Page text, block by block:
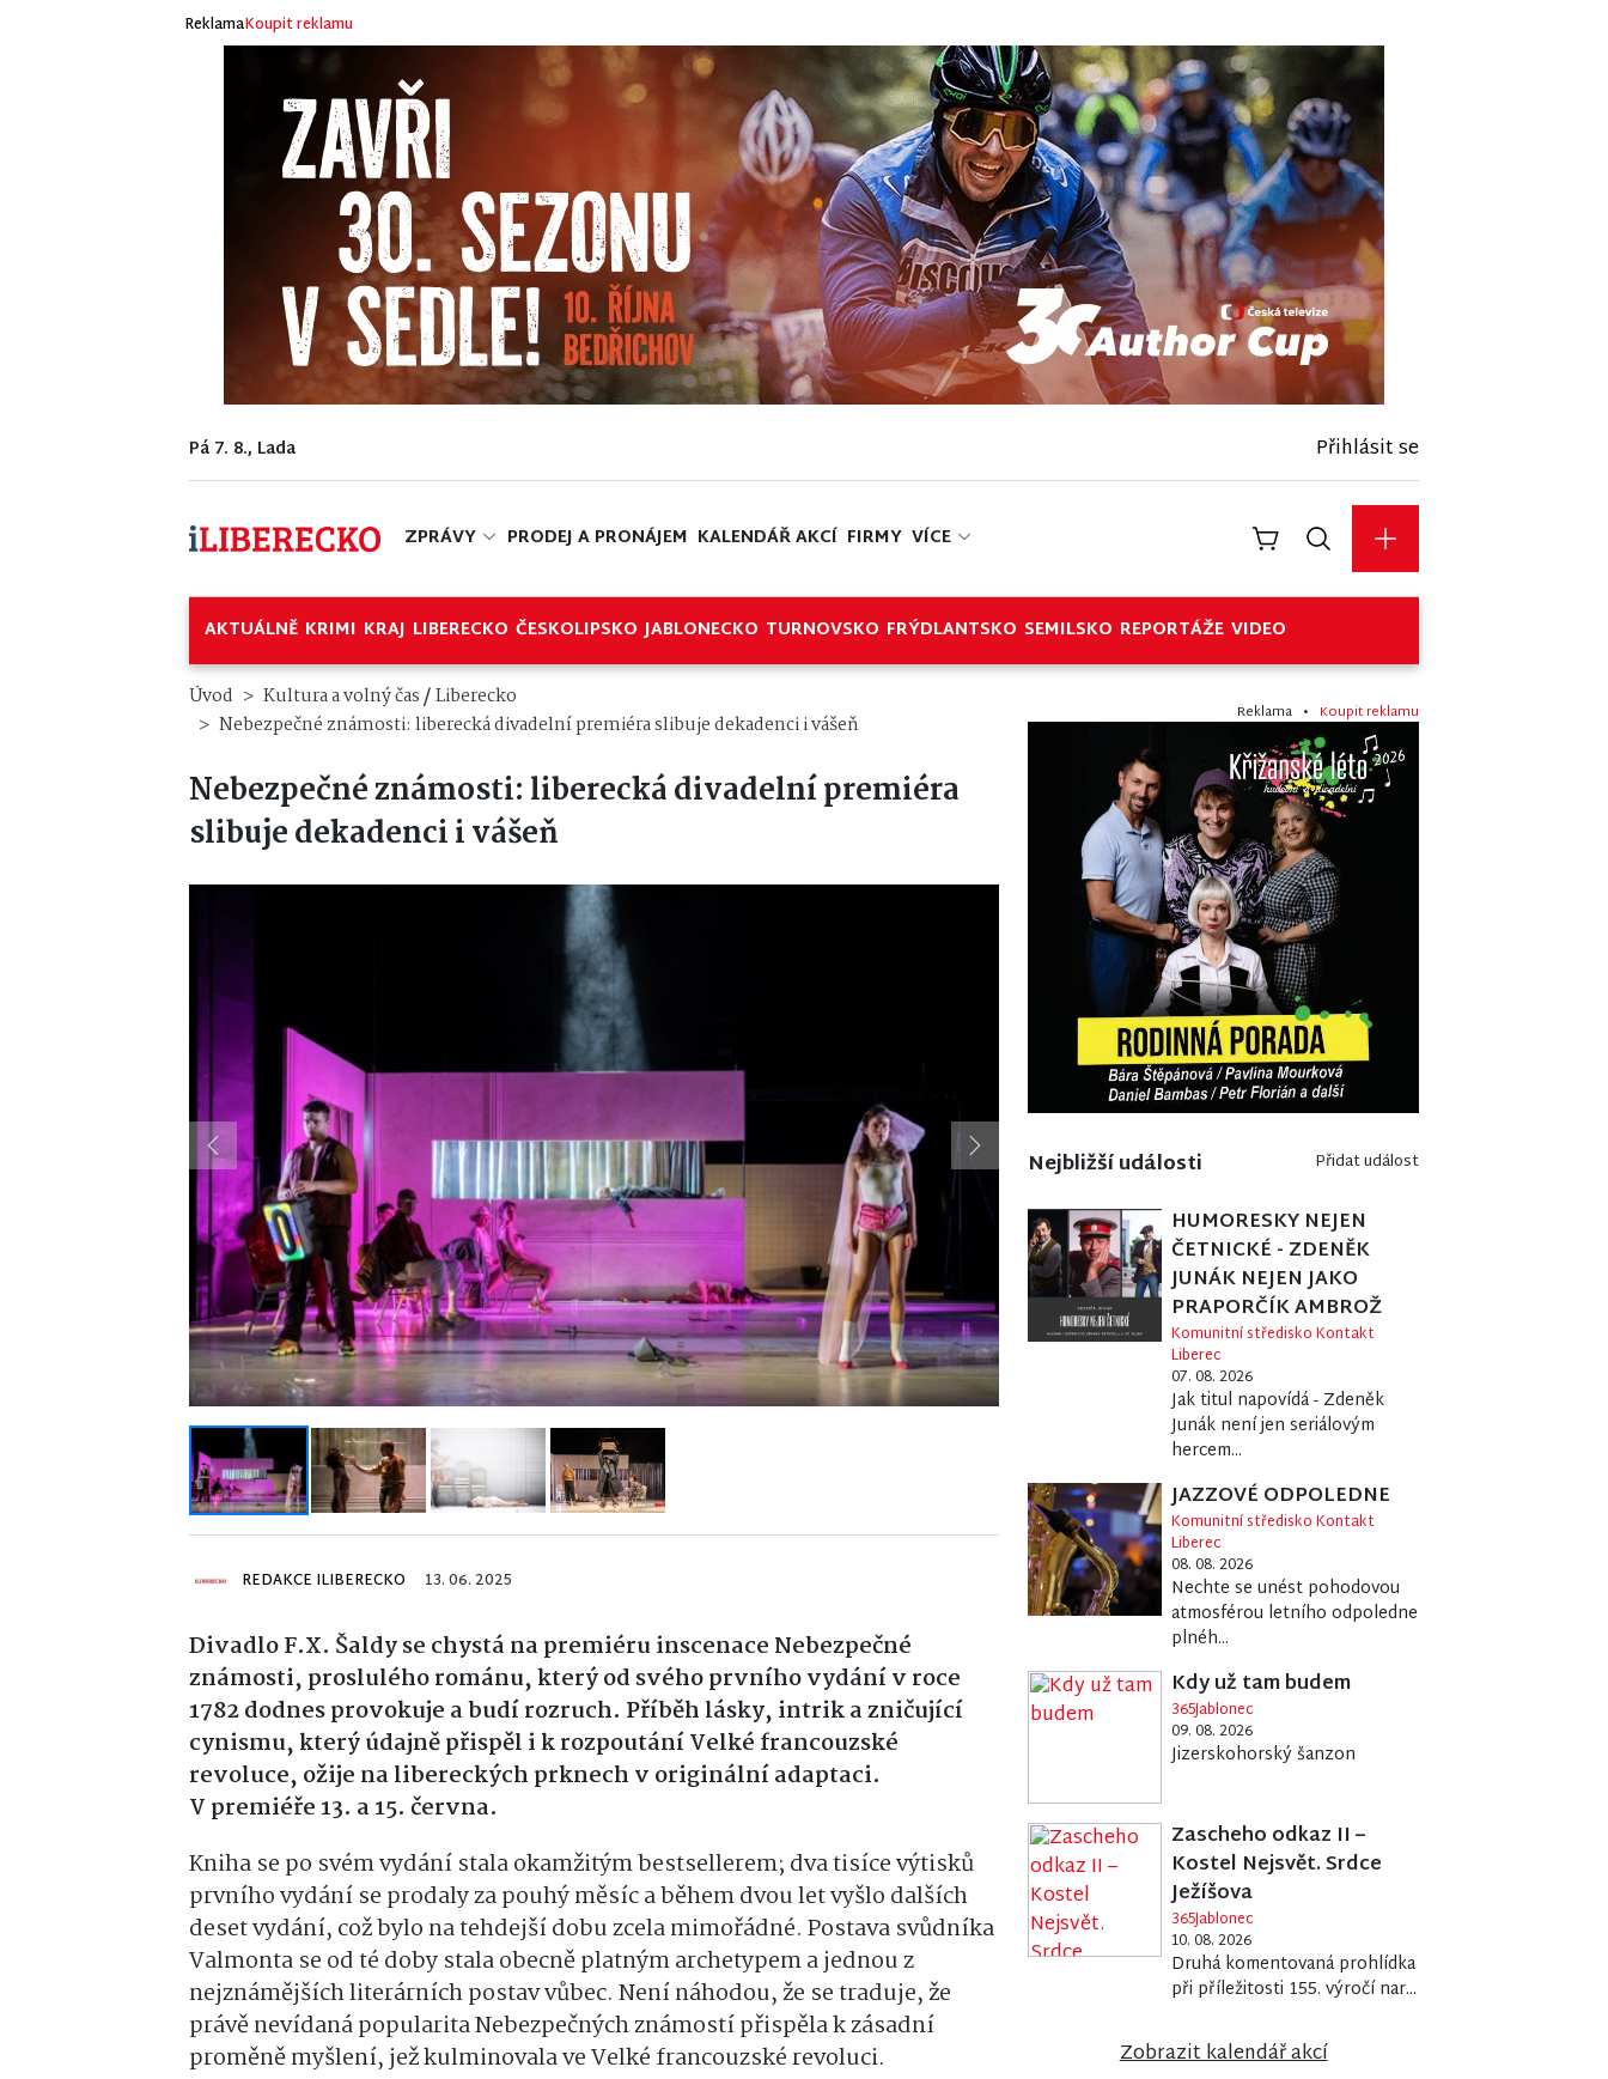
ReklamaKoupit reklamu
Pá 7. 8., Lada Přihlásit se
ZPRÁVY PRODEJ A PRONÁJEM KALENDÁŘ AKCÍ FIRMY VÍCE
AKTUÁLNĚ KRIMI KRAJ LIBERECKO ČESKOLIPSKO JABLONECKO TURNOVSKO FRÝDLANTSKO SEMILSKO REPORTÁŽE VIDEO
Úvod Kultura a volný čas/Liberecko
Nebezpečné známosti: liberecká divadelní premiéra slibuje dekadenci i vášeň
Nebezpečné známosti: liberecká divadelní premiéra
slibuje dekadenci i vášeň
Previous Next
REDAKCE ILIBERECKO 13. 06. 2025
Divadlo F.X. Šaldy se chystá na premiéru inscenace Nebezpečné
známosti, proslulého románu, který od svého prvního vydání v roce
1782 dodnes provokuje a budí rozruch. Příběh lásky, intrik a zničující
cynismu, který údajně přispěl i k rozpoutání Velké francouzské
revoluce, ožije na libereckých prknech v originální adaptaci.
V premiéře 13. a 15. června.
Kniha se po svém vydání stala okamžitým bestsellerem; dva tisíce výtisků
prvního vydání se prodaly za pouhý měsíc a během dvou let vyšlo dalších
deset vydání, což bylo na tehdejší dobu zcela mimořádné. Postava svůdníka
Valmonta se od té doby stala obecně platným archetypem a jednou z
nejznámějších literárních postav vůbec. Není náhodou, že se traduje, že
právě nevídaná popularita Nebezpečných známostí přispěla k zásadní
proměně myšlení, jež kulminovala ve Velké francouzské revoluci.
Reklama • Koupit reklamu
Nejbližší události Přidat událost
HUMORESKY NEJEN
ČETNICKÉ - ZDENĚK
JUNÁK NEJEN JAKO
PRAPORČÍK AMBROŽ
Komunitní středisko Kontakt
Liberec
07. 08. 2026
Jak titul napovídá - Zdeněk
Junák není jen seriálovým
hercem...
JAZZOVÉ ODPOLEDNE
Komunitní středisko Kontakt
Liberec
08. 08. 2026
Nechte se unést pohodovou
atmosférou letního odpoledne
plnéh...
Kdy už tam budem
365Jablonec
09. 08. 2026
Jizerskohorský šanzon
Zascheho odkaz II –
Kostel Nejsvět. Srdce
Ježíšova
365Jablonec
10. 08. 2026
Druhá komentovaná prohlídka
při příležitosti 155. výročí nar...
Zobrazit kalendář akcí